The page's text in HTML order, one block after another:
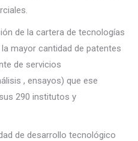
de la cartera de tecnologías
mayor cantidad de patentes
de servicios
, ensayos) que ese
290 institutos y
de desarrollo tecnológico